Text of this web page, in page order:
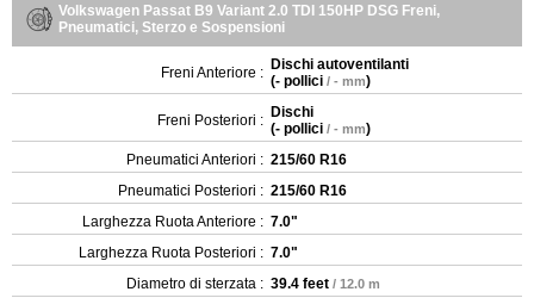
Volkswagen Passat B9 Variant 2.0 TDI 150HP DSG Freni,
Pneumatici, Sterzo e Sospensioni
Freni Anteriore : Dischi autoventilanti
(- pollici / - mm)
Freni Posteriori : Dischi
(- pollici / - mm)
Pneumatici Anteriori : 215/60 R16
Pneumatici Posteriori : 215/60 R16
Larghezza Ruota Anteriore : 7.0"
Larghezza Ruota Posteriori : 7.0"
Diametro di sterzata : 39.4 feet / 12.0 m